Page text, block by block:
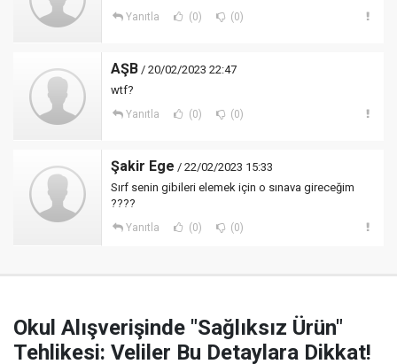
Yanıtla (0) (0)
AŞB / 20/02/2023 22:47
wtf?
Yanıtla (0) (0)
Şakir Ege / 22/02/2023 15:33
Sırf senin gibileri elemek için o sınava gireceğim
????
Yanıtla (0) (0)
Okul Alışverişinde "Sağlıksız Ürün"
Tehlikesi: Veliler Bu Detaylara Dikkat!